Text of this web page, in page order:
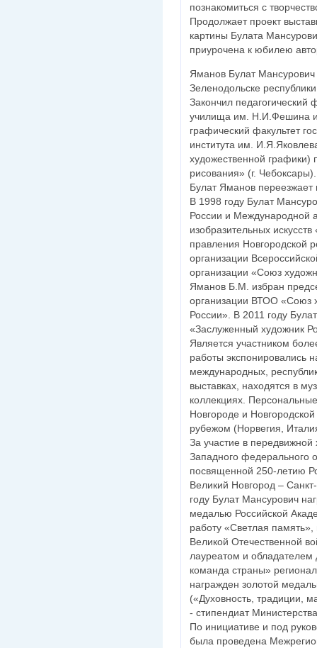
познакомиться с
Продолжает проект
картины Булата
приурочена к юбилею
Яманов Булат Мансурович
Зеленодольске
Закончил педагогический
училища им. Н.И.Фешина и
графический факультет
института им.
художественной графики)
рисования» (г.
Булат Яманов переезжает
В 1998 году Булат
России и Международной
изобразительных
правления Новгородской
организации
организации «Союз
Яманов Б.М. избран
организации ВТОО «Союз
России». В 2011 году
«Заслуженный художник
Является участником
работы экспонировались
международных,
выставках, находятся в
коллекциях.
Новгороде и
рубежом (Норвегия,
За участие в
Западного федерального
посвященной 250-летию
Великий Новгород –
году Булат Мансурович
медалью Российской
работу «Светлая
Великой Отечественной
лауреатом и
команда страны»
награжден золотой
(«Духовность, традиции,
- стипендиат
По инициативе и под
была проведена